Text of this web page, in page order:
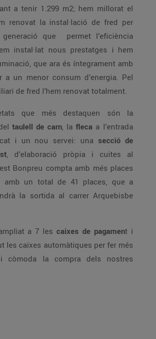
a tenir 1.299 m2; hem millorat el
renovat la instal·lació de fred per
generació que permet l’eficiència
instal·lat nous prestatges i hem
que ara és íntegrament amb
a un menor consum d’energia. Pel
de fred l’hem renovat totalment.
que més destaquen són la
taulell de carn, la fleca a l’entrada
i un nou servei: una secció de
, d’elaboració pròpia i cuites al
Bonpreu compta amb més places
amb un total de 41 places, que a
la sortida al carrer Arquebisbe
a 7 les caixes de pagament i
les caixes automàtiques per fer més
còmoda la compra dels nostres